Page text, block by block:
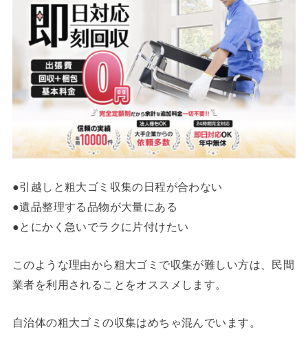
●引越しと粗大ゴミ収集の日程が合わない
●遺品整理する品物が大量にある
●とにかく急いでラクに片付けたい
このような理由から粗大ゴミで収集が難しい方は、民間
業者を利用されることをオススメします。
自治体の粗大ゴミの収集はめちゃ混んでいます。